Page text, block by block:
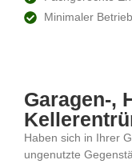
Minimaler
Garagen-,
Haben sich in Ihrer
ungenutzte